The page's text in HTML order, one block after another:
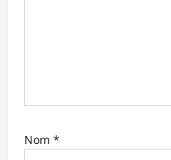
Nom *